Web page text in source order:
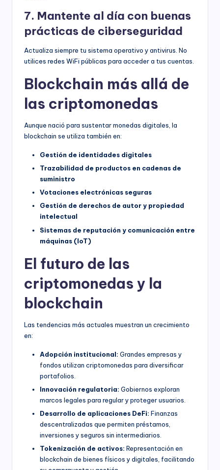
7. Mantente al día con buenas
prácticas de ciberseguridad
Actualiza siempre tu sistema operativo y antivirus. No
utilices redes WiFi públicas para acceder a tus cuentas.
Blockchain más allá de
las criptomonedas
Aunque nació para sustentar monedas digitales, la
blockchain se utiliza también en:
Gestión de identidades digitales
Trazabilidad de productos en cadenas de
suministro
Votaciones electrónicas seguras
Gestión de derechos de autor y propiedad
intelectual
Sistemas de reputación y comunicación entre
máquinas (IoT)
El futuro de las
criptomonedas y la
blockchain
Las tendencias más actuales muestran un crecimiento
en:
Adopción institucional: Grandes empresas y
fondos utilizan criptomonedas para diversificar
portafolios.
Innovación regulatoria: Gobiernos exploran
marcos legales para regular y proteger usuarios.
Desarrollo de aplicaciones DeFi: Finanzas
descentralizadas que permiten préstamos,
inversiones y seguros sin intermediarios.
Tokenización de activos: Representación en
blockchain de bienes físicos y digitales, facilitando